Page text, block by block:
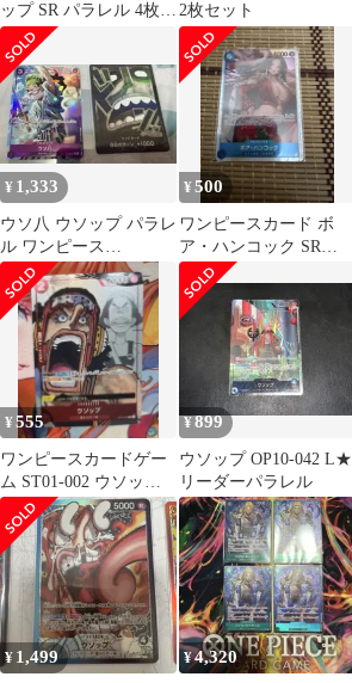
ップ SR パラレル 4枚
op03 強大な敵
2枚セット
¥ 1,333
ウソ八 ウソップ パラレ
ル ワンピース
ONEPIECE カード
¥500
ワンピースカード ボ
ア・ハンコック SR
OP07-051
¥555
ワンピースカードゲー
ム ST01-002 ウソップ
限定 プロモ 限定品
¥899
ウソップ OP10-042 L★
リーダーパラレル
¥ 1,499 ¥4,320